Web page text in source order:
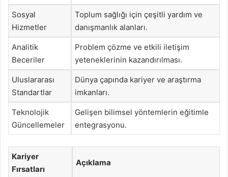
Sosyal
Hizmetler
Toplum sağlığı için çeşitli yardım ve
danışmanlık alanları.
Analitik
Beceriler
Problem çözme ve etkili iletişim
yeteneklerinin kazandırılması.
Uluslararası
Standartlar
Dünya çapında kariyer ve araştırma
imkanları.
Teknolojik
Güncellemeler
Gelişen bilimsel yöntemlerin eğitimle
entegrasyonu.
Kariyer
Fırsatları
Açıklama